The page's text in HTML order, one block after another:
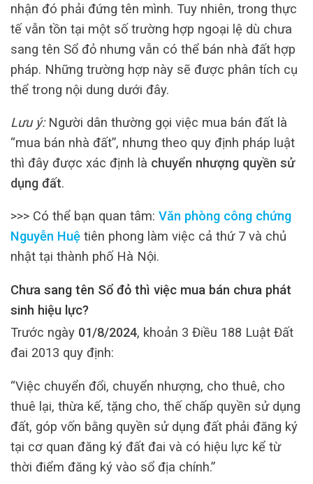
nhận đó phải đứng tên mình. Tuy nhiên, trong thực
tế vẫn tồn tại một số trường hợp ngoại lệ dù chưa
sang tên Sổ đỏ nhưng vẫn có thể bán nhà đất hợp
pháp. Những trường hợp này sẽ được phân tích cụ
thể trong nội dung dưới đây.
Lưu ý:Người dân thường gọi việc mua bán đất là
“mua bán nhà đất”, nhưng theo quy định pháp luật
thì đây được xác định là chuyển nhượng quyền sử
dụng đất.
>>> Có thể bạn quan tâm: Văn phòng công chứng
Nguyễn Huệ tiên phong làm việc cả thứ 7 và chủ
nhật tại thành phố Hà Nội.
Chưa sang tên Sổ đỏ thì việc mua bán chưa phát
sinh hiệu lực?
Trước ngày 01/8/2024, khoản 3 Điều 188 Luật Đất
đai 2013 quy định:
“Việc chuyển đổi, chuyển nhượng, cho thuê, cho
thuê lại, thừa kế, tặng cho, thế chấp quyền sử dụng
đất, góp vốn bằng quyền sử dụng đất phải đăng ký
tại cơ quan đăng ký đất đai và có hiệu lực kể từ
thời điểm đăng ký vào sổ địa chính.”